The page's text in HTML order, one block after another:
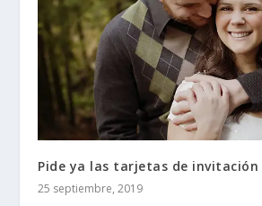
Pide ya las tarjetas de
25 septiembre, 2019